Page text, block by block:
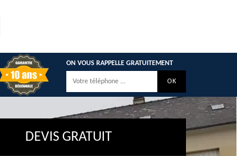
ON VOUS RAPPELLE GRATUITEMENT
DEVIS GRATUIT